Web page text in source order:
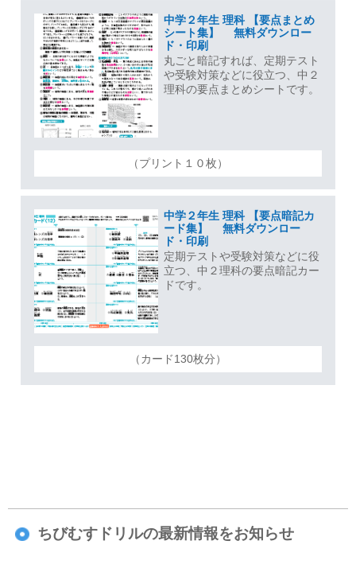
中学２年生 理科 【要点まとめ
シート集】 無料ダウンロー
ド・印刷
丸ごと暗記すれば、定期テスト
や受験対策などに役立つ、中２
理科の要点まとめシートです。
（プリント１０枚）
中学２年生 理科 【要点暗記カ
ード集】 無料ダウンロー
ド・印刷
定期テストや受験対策などに役
立つ、中２理科の要点暗記カー
ドです。
（カード130枚分）
ちびむすドリルの最新情報をお知らせ